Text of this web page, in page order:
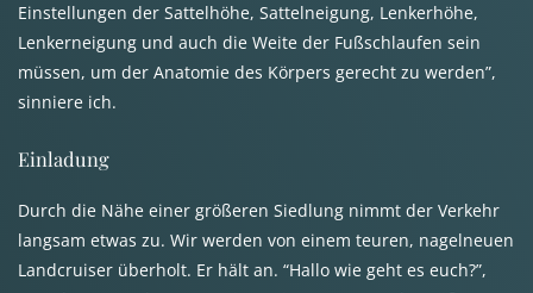
Einstellungen der Sattelhöhe, Sattelneigung, Lenkerhöhe,
Lenkerneigung und auch die Weite der Fußschlaufen sein
müssen, um der Anatomie des Körpers gerecht zu werden”,
sinniere ich.
Einladung
Durch die Nähe einer größeren Siedlung nimmt der Verkehr
langsam etwas zu. Wir werden von einem teuren, nagelneuen
Landcruiser überholt. Er hält an. “Hallo wie geht es euch?”,